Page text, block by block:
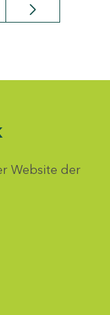
Website der